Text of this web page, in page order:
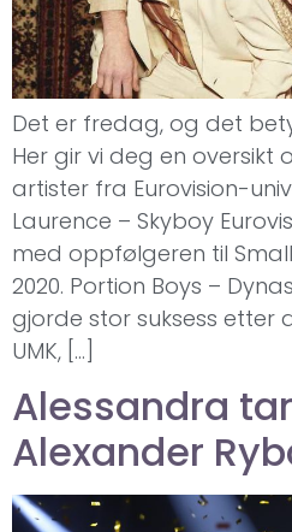
Det er fredag, og det
Her gir vi deg en oversikt
artister fra Eurovision-
Laurence – Skyboy
med oppfølgeren til
2020. Portion Boys –
gjorde stor suksess etter
UMK, […]
Alessandra
Alexander